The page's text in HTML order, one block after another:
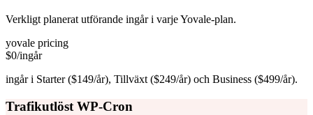
Verkligt planerat utförande ingår i varje Yovale-plan.
yovale pricing
$0/ingår
ingår i Starter ($149/år), Tillväxt ($249/år) och Business ($499/år).
Trafikutlöst WP-Cron